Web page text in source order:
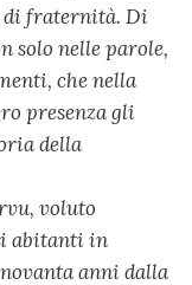
di fraternità. Di
solo nelle parole,
che nella
presenza gli
della
voluto
abitanti in
anni dalla